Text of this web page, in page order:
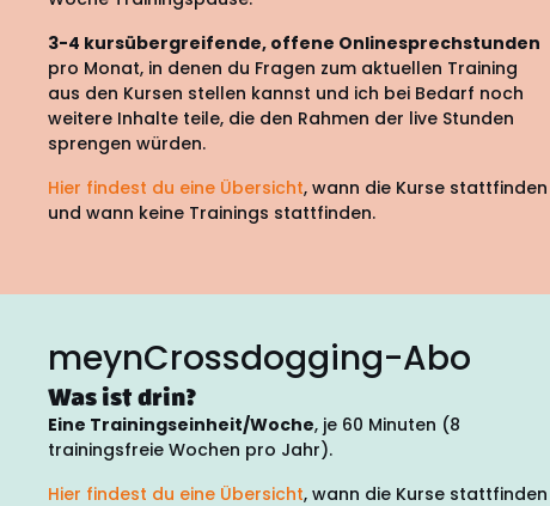
3-4 kursübergreifende, offene Onlinesprechstunden
pro Monat, in denen du Fragen zum aktuellen Training
aus den Kursen stellen kannst und ich bei Bedarf noch
weitere Inhalte teile, die den Rahmen der live Stunden
sprengen würden.
Hier findest du eine Übersicht, wann die Kurse stattfinden
und wann keine Trainings stattfinden.
meynCrossdogging-Abo
Was ist drin?
Eine Trainingseinheit/Woche, je 60 Minuten (8
trainingsfreie Wochen pro Jahr).
Hier findest du eine Übersicht, wann die Kurse stattfinden